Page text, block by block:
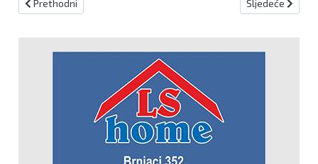
Prethodni članak: Preminula Hamida Boja
Prethodni Sljedeći članak:
Sljedeće